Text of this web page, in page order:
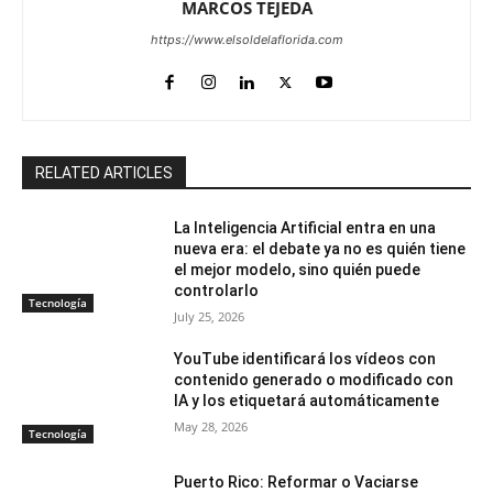
MARCOS TEJEDA
https://www.elsoldelaflorida.com
RELATED ARTICLES
Tecnología
La Inteligencia Artificial entra en una
nueva era: el debate ya no es quién tiene
el mejor modelo, sino quién puede
controlarlo
July 25, 2026
Tecnología
YouTube identificará los vídeos con
contenido generado o modificado con
IA y los etiquetará automáticamente
May 28, 2026
Puerto Rico: Reformar o Vaciarse